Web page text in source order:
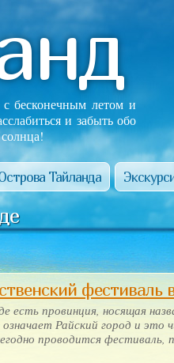
бесконечным летом и
и забыть обо
Тайланда
фестиваль
есть провинция, носящая
означает Райский город и это
проводится фестиваль,